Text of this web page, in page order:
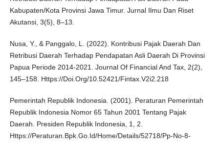
Kabupaten/Kota Provinsi Jawa Timur. Jurnal Ilmu Dan Riset
Akutansi, 3(5), 8–13.
Nusa, Y., & Panggalo, L. (2022). Kontribusi Pajak Daerah Dan
Retribusi Daerah Terhadap Pendapatan Asli Daerah Di Provinsi
Papua Periode 2014-2021. Journal Of Financial And Tax, 2(2),
145–158. Https://Doi.Org/10.52421/Fintax.V2i2.218
Pemerintah Republik Indonesia. (2001). Peraturan Pemerintah
Republik Indonesia Nomor 65 Tahun 2001 Tentang Pajak
Daerah. Presiden Republik Indonesia, 1, 2.
Https://Peraturan.Bpk.Go.Id/Home/Details/52718/Pp-No-8-